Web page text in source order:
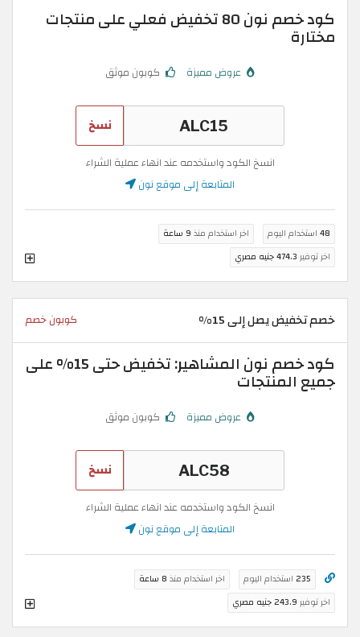
كود خصم نون 80 تخفيض فعلي على منتجات
مختارة
عروض مميزة كوبون موثق
نسخ
انسخ الكود واستخدمه عند انهاء عملية الشراء
المتابعة إلى موقع نون
48 استخدام اليوم اخر استخدام منذ 9 ساعة
اخر توفير 474.3 جنيه مصري
خصم تخفيض يصل إلى 15% كوبون خصم
كود خصم نون المشاهير: تخفيض حتى 15% على
جميع المنتجات
عروض مميزة كوبون موثق
نسخ
انسخ الكود واستخدمه عند انهاء عملية الشراء
المتابعة إلى موقع نون
235 استخدام اليوم اخر استخدام منذ 8 ساعة
اخر توفير 243.9 جنيه مصري